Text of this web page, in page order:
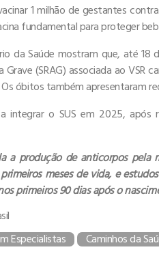
1 milhão de gestantes
fundamental para proteger
da Saúde mostram que, até 18
Grave (SRAG) associada ao
Os óbitos também apresentaram
integrar o SUS em 2025, após
a produção de anticorpos pela
meses de vida, e
primeiros 90 dias após o
Especialistas Caminhos da